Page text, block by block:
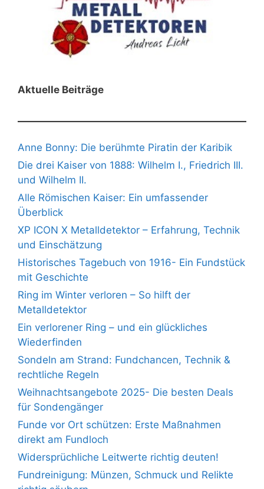
Aktuelle Beiträge
Anne Bonny: Die berühmte Piratin der Karibik
Die drei Kaiser von 1888: Wilhelm I., Friedrich III.
und Wilhelm II.
Alle Römischen Kaiser: Ein umfassender
Überblick
XP ICON X Metalldetektor – Erfahrung, Technik
und Einschätzung
Historisches Tagebuch von 1916- Ein Fundstück
mit Geschichte
Ring im Winter verloren – So hilft der
Metalldetektor
Ein verlorener Ring – und ein glückliches
Wiederfinden
Sondeln am Strand: Fundchancen, Technik &
rechtliche Regeln
Weihnachtsangebote 2025- Die besten Deals
für Sondengänger
Funde vor Ort schützen: Erste Maßnahmen
direkt am Fundloch
Widersprüchliche Leitwerte richtig deuten!
Fundreinigung: Münzen, Schmuck und Relikte